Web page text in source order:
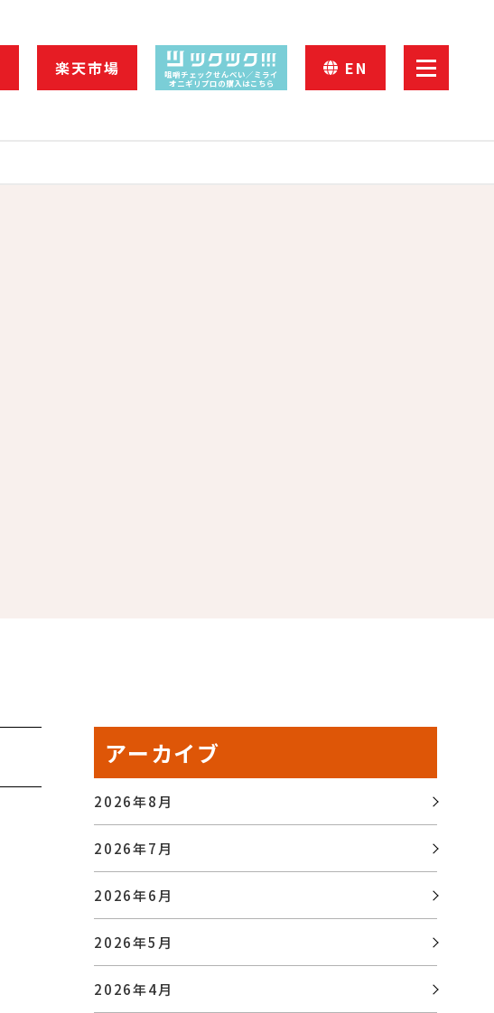
楽天市場
咀嚼チェックせんべい／ミライ
オニギリプロの購入はこちら
EN
アーカイブ
2026年8月
2026年7月
2026年6月
2026年5月
2026年4月